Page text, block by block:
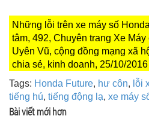
Những lỗi trên xe máy số
tâm, 492, Chuyên trang Xe
Uyên Vũ, cộng đồng mạng xã
chia sẻ, kinh doanh, 25/10/
Tags: Honda Future, hư côn, lỗi
tiếng hú, tiếng động lạ, xe máy
Bài viết mới hơn